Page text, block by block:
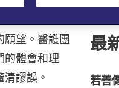
願望。醫護團
的體會和理
謬誤。
最
若善